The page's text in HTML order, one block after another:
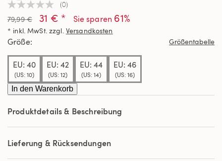
Kein
Beurteilungswert
Link
auf
derselben
(0)
79,99 € 31 € * Sie sparen 61%
* inkl. MwSt. zzgl. Versandkosten
Größe Größentabelle
EU: 40
(US: 10)
EU: 42
(US: 12)
EU: 44
(US: 14)
EU: 46
(US: 16)
In den Warenkorb
Produktdetails & Beschreibung
Lieferung & Rücksendungen